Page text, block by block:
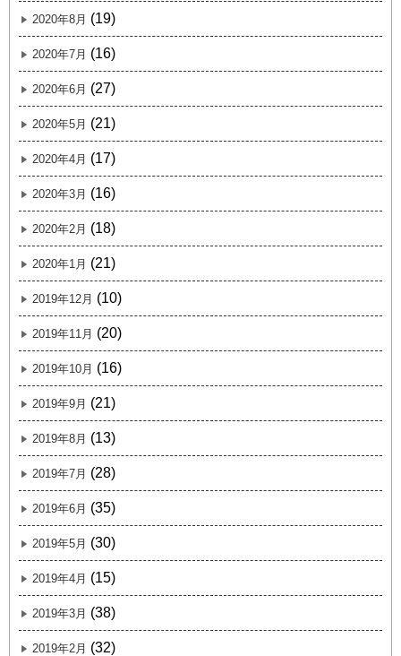
2020年8月 (19)
2020年7月 (16)
2020年6月 (27)
2020年5月 (21)
2020年4月 (17)
2020年3月 (16)
2020年2月 (18)
2020年1月 (21)
2019年12月 (10)
2019年11月 (20)
2019年10月 (16)
2019年9月 (21)
2019年8月 (13)
2019年7月 (28)
2019年6月 (35)
2019年5月 (30)
2019年4月 (15)
2019年3月 (38)
2019年2月 (32)